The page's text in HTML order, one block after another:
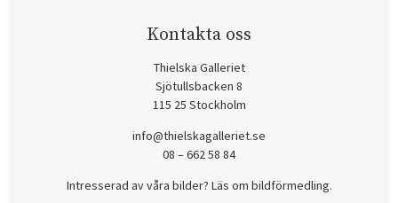
Kontakta oss
Thielska Galleriet
Sjötullsbacken 8
115 25 Stockholm
info@thielskagalleriet.se
08 – 662 58 84
Intresserad av våra bilder? Läs om bildförmedling.